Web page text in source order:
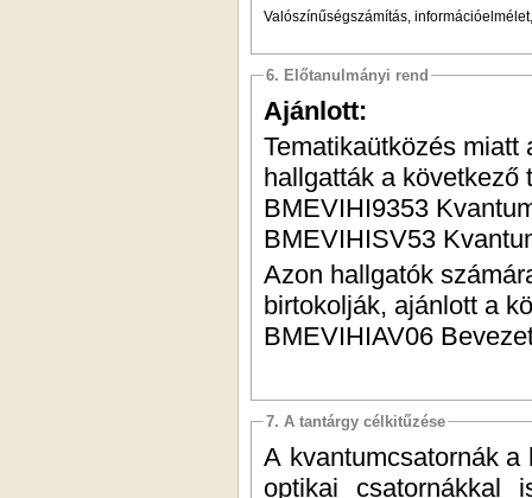
Valószínűségszámítás,
6. Előtanulmányi rend
Ajánlott:
Tematikaütközés miatt
hallgatták a következő
BMEVIHI9353
BMEVIHISV53
Azon hallgatók
birtokolják, ajánlott a
BMEVIHIAV06
7. A tantárgy célkitűzése
A kvantumcsatornák a
optikai csatornákkal